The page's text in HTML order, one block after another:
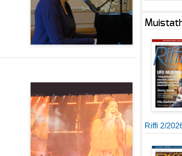
Riffi 2/